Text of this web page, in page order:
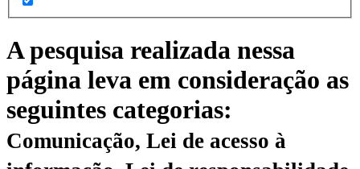
A pesquisa realizada nessa
página leva em consideração as
seguintes categorias:
Comunicação, Lei de acesso à